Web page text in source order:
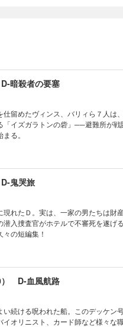
闘一対五十
路を狙う影
死者の愛憎
死済々
の砦
い……。
暗殺者の要塞
仕留めたヴィンス、バリィら７人は
「イズガラトンの砦」──避難所が
る。
鬼哭旅
れたＤ。実は、一家の男たちは財
潜入捜査官がホテルで不審死を遂
の短編集！
） D-血風航路
い続ける呪われた船。このデッケン
イオリニスト、カード師など様々な